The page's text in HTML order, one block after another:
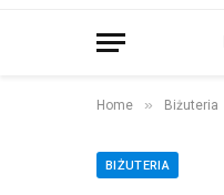
Home » Biżuteria
BIŻUTERIA